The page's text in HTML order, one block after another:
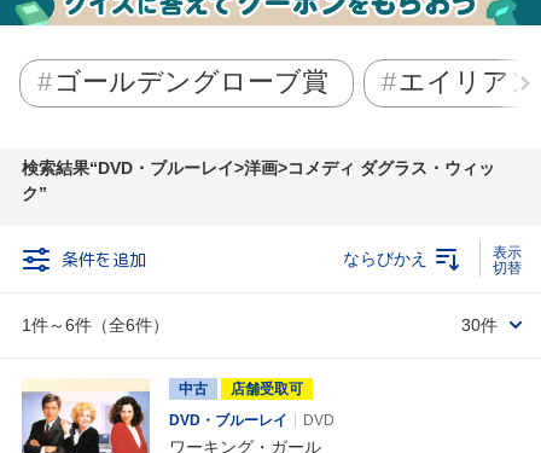
ゴールデングローブ賞 エイリアン
検索結果 DVD・ブルーレイ>洋画>コメディ ダグラス・ウィッ
ク
条件を追加
1件～6件（全6件）
ならびかえ
30件
中古
店舗受取可
DVD・ブルーレイ
DVD
ワーキング・ガール